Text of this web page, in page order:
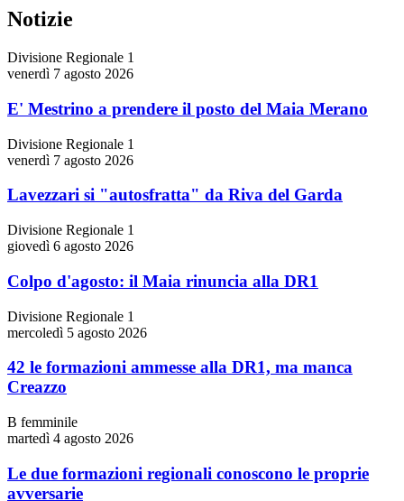
Notizie
Divisione Regionale 1
venerdì 7 agosto 2026
E' Mestrino a prendere il posto del Maia Merano
Divisione Regionale 1
venerdì 7 agosto 2026
Lavezzari si "autosfratta" da Riva del Garda
Divisione Regionale 1
giovedì 6 agosto 2026
Colpo d'agosto: il Maia rinuncia alla DR1
Divisione Regionale 1
mercoledì 5 agosto 2026
42 le formazioni ammesse alla DR1, ma manca
Creazzo
B femminile
martedì 4 agosto 2026
Le due formazioni regionali conoscono le proprie
avversarie